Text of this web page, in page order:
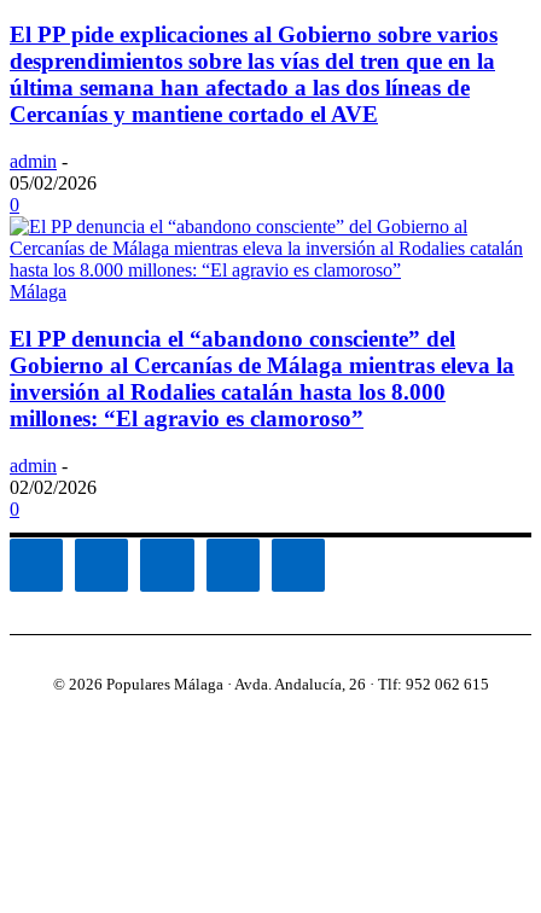
El PP pide explicaciones al Gobierno sobre varios
desprendimientos sobre las vías del tren que en la
última semana han afectado a las dos líneas de
Cercanías y mantiene cortado el AVE
admin -
05/02/2026
0
Málaga
El PP denuncia el “abandono consciente” del
Gobierno al Cercanías de Málaga mientras eleva la
inversión al Rodalies catalán hasta los 8.000
millones: “El agravio es clamoroso”
admin -
02/02/2026
0
© 2026 Populares Málaga · Avda. Andalucía, 26 · Tlf: 952 062 615